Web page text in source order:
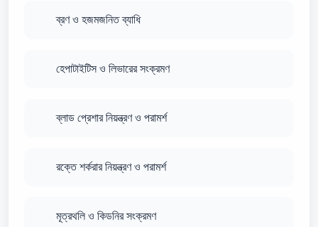
ব্রণ ও হজমজনিত ব্যাধি
হেপাটাইটিস ও লিভারের সংক্রমণ
ব্লাড প্রেশার নিয়ন্ত্রণ ও পরামর্শ
রক্তে শর্করার নিয়ন্ত্রণ ও পরামর্শ
মূত্রথলি ও কিডনির সংক্রমণ